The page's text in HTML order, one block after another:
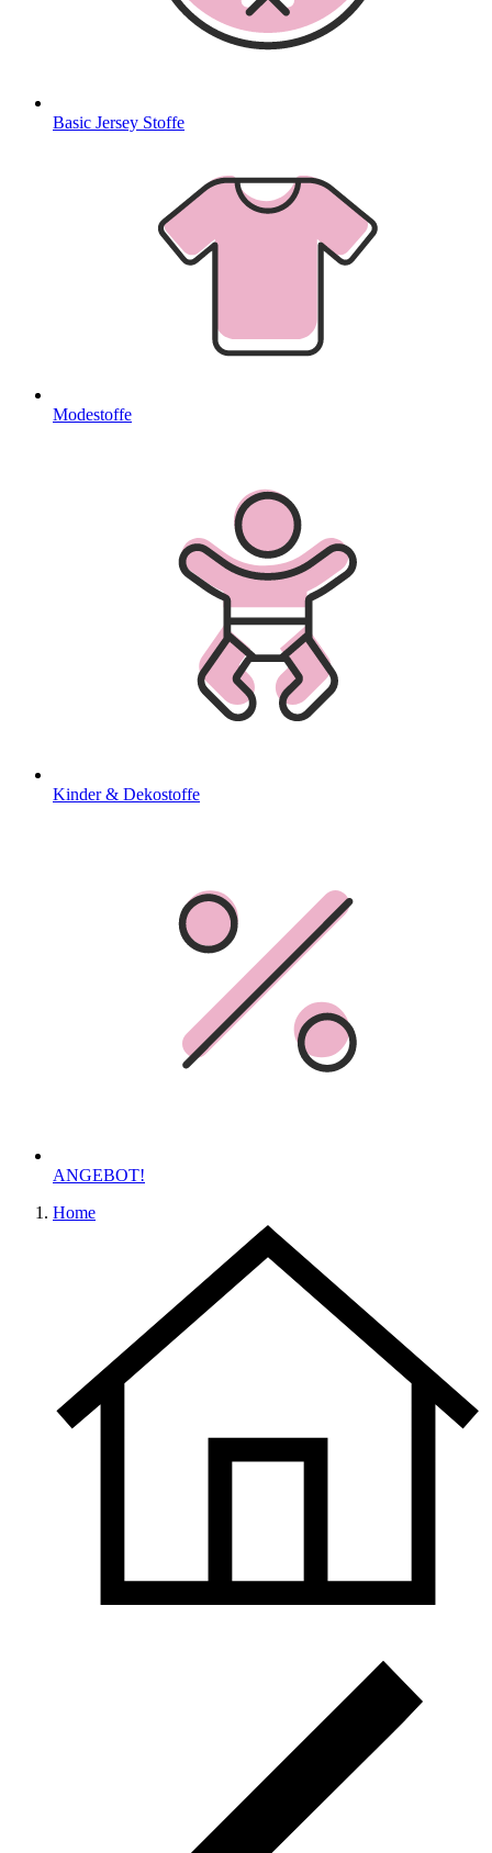
Basic Jersey Stoffe
Modestoffe
Kinder & Dekostoffe
ANGEBOT!
Home